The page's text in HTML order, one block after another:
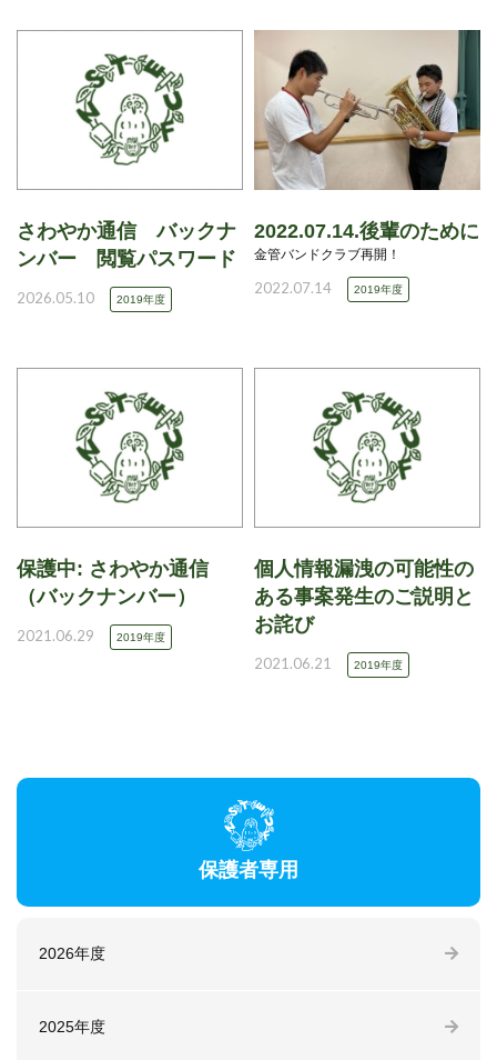
さわやか通信 バックナ
ンバー 閲覧パスワード
2026.05.10 2019年度
2022.07.14.後輩のために
金管バンドクラブ再開！
2022.07.14 2019年度
保護中: さわやか通信
（バックナンバー）
2021.06.29 2019年度
個人情報漏洩の可能性の
ある事案発生のご説明と
お詫び
2021.06.21 2019年度
保護者専用
2026年度
2025年度